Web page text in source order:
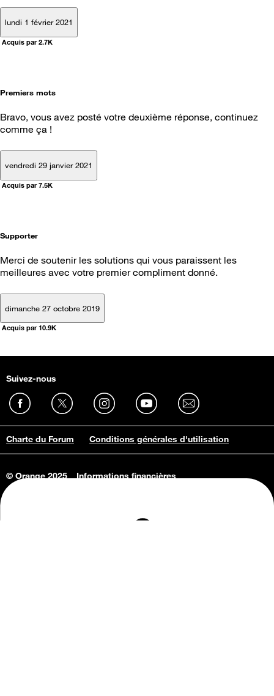
lundi 1 février 2021
Acquis par 2.7K
Premiers mots
Bravo, vous avez posté votre deuxième réponse, continuez
comme ça !
vendredi 29 janvier 2021
Acquis par 7.5K
Supporter
Merci de soutenir les solutions qui vous paraissent les
meilleures avec votre premier compliment donné.
dimanche 27 octobre 2019
Acquis par 10.9K
Suivez-nous
Charte du Forum Conditions générales d'utilisation
© Orange 2025
Informations financières